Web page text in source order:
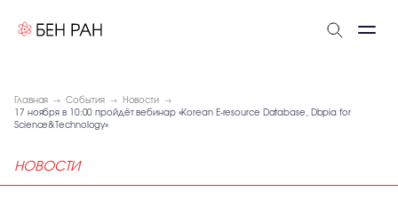
Главная События
Новости
17 ноября в 10:00 пройдёт вебинар «Korean E-resource Database, Dbpia for
Science&Technology»
НОВОСТИ